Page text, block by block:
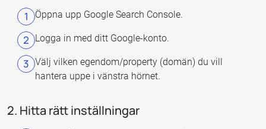
Öppna upp Google Search Console.
Logga in med ditt Google-konto.
Välj vilken egendom/property (domän) du vill
hantera uppe i vänstra hörnet.
2. Hitta rätt inställningar